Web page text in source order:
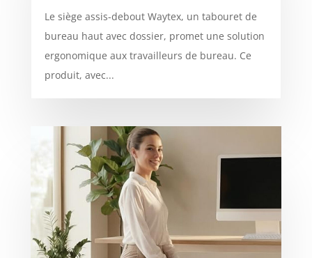
Le siège assis-debout Waytex, un tabouret de
bureau haut avec dossier, promet une solution
ergonomique aux travailleurs de bureau. Ce
produit, avec...